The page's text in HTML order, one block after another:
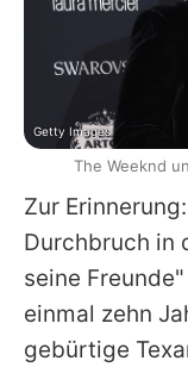
Zur Erinnerung:
Durchbruch in
seine
einmal zehn
gebürtige
Getty Images
The Weeknd